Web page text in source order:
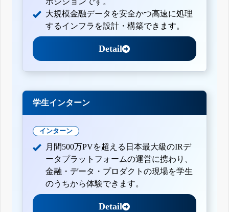
大規模金融データを安全かつ高速に処理
するインフラを設計・構築できます。
Detail
学生インターン
インターン
月間500万PVを超える日本最大級のIRデ
ータプラットフォームの運営に携わり、
金融・データ・プロダクトの現場を学生
のうちから体験できます。
Detail